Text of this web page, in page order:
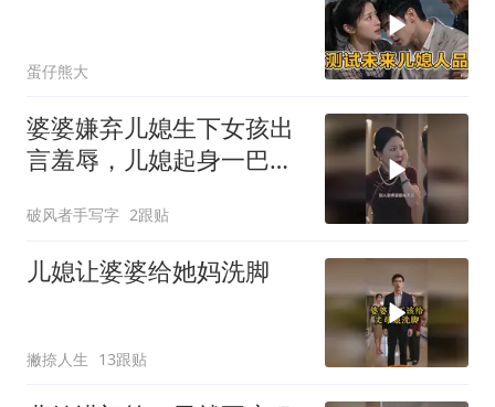
蛋仔熊大
婆婆嫌弃儿媳生下女孩出
言羞辱，儿媳起身一巴掌
破风者手写字 2跟贴
儿媳让婆婆给她妈洗脚
撇捺人生 13跟贴